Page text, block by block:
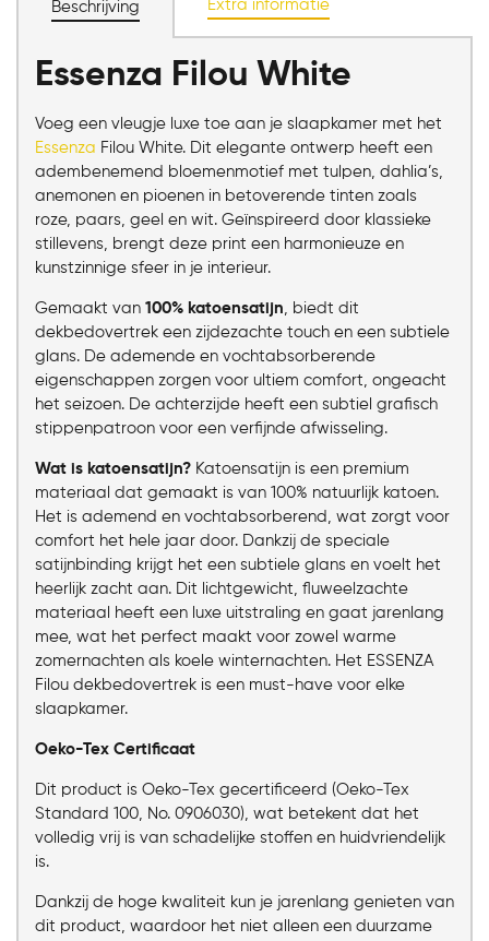
Chat voor advies
Beschrijving Extra informatie
Essenza Filou White
Voeg een vleugje luxe toe aan je slaapkamer met het
Essenza Filou White. Dit elegante ontwerp heeft een
adembenemend bloemenmotief met tulpen, dahlia’s,
anemonen en pioenen in betoverende tinten zoals
roze, paars, geel en wit. Geïnspireerd door klassieke
stillevens, brengt deze print een harmonieuze en
kunstzinnige sfeer in je interieur.
Gemaakt van 100% katoensatijn, biedt dit
dekbedovertrek een zijdezachte touch en een subtiele
glans. De ademende en vochtabsorberende
eigenschappen zorgen voor ultiem comfort, ongeacht
het seizoen. De achterzijde heeft een subtiel grafisch
stippenpatroon voor een verfijnde afwisseling.
Wat is katoensatijn? Katoensatijn is een premium
materiaal dat gemaakt is van 100% natuurlijk katoen.
Het is ademend en vochtabsorberend, wat zorgt voor
comfort het hele jaar door. Dankzij de speciale
satijnbinding krijgt het een subtiele glans en voelt het
heerlijk zacht aan. Dit lichtgewicht, fluweelzachte
materiaal heeft een luxe uitstraling en gaat jarenlang
mee, wat het perfect maakt voor zowel warme
zomernachten als koele winternachten. Het ESSENZA
Filou dekbedovertrek is een must-have voor elke
slaapkamer.
Oeko-Tex Certificaat
Dit product is Oeko-Tex gecertificeerd (Oeko-Tex
Standard 100, No. 0906030), wat betekent dat het
volledig vrij is van schadelijke stoffen en huidvriendelijk
is.
Dankzij de hoge kwaliteit kun je jarenlang genieten van
dit product, waardoor het niet alleen een duurzame